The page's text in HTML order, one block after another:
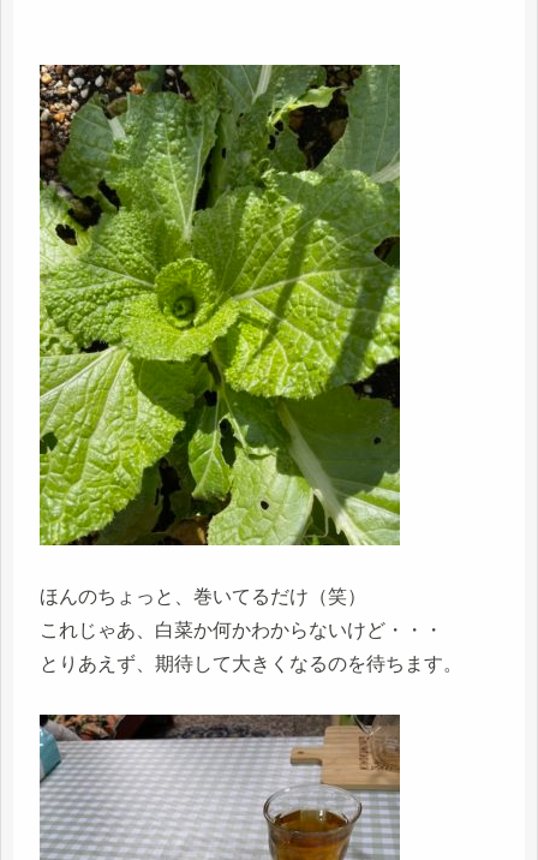
ほんのちょっと、巻いてるだけ（笑）
これじゃあ、白菜か何かわからないけど・・・
とりあえず、期待して大きくなるのを待ちます。